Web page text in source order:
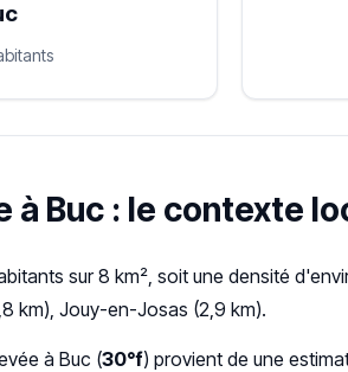
à Buc : le contexte
sur 8 km², soit une densité
km), Jouy-en-Josas (2,9 km).
à Buc (30°f) provient de une